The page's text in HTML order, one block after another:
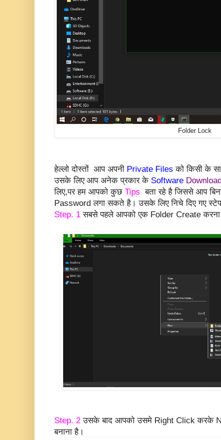
Folder Lock
हेल्लो दोस्तों आप अपनी Private Filesको किसी के
उसके लिए आप अनेक प्रकार के Software
लिए,पर हम आपको कुछ Tips बता रहे है जिससे आप
Password लगा सकते है। उसके लिए निचे दिए गए
Step. 1 सबसे पहले आपको एक Folder Create
Step. 2 उसके बाद आपको उसमे Right Click करके
बनाना है।